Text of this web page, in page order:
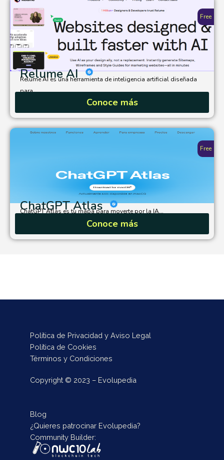
Relume AI
Relume AI es una herramienta de inteligencia artificial diseñada
para...
Conoce más
Free
ChatGPT Atlas
ChatGPT Atlas es tu mapa para moverte por la IA...
Conoce más
Free
Política de Privacidad y Aviso Legal
Política de Cookies
Términos y Condiciones
Copyright © 2023 – Evolupedia
Blog
¿Quieres patrocinar Evolupedia?
Community Builder: